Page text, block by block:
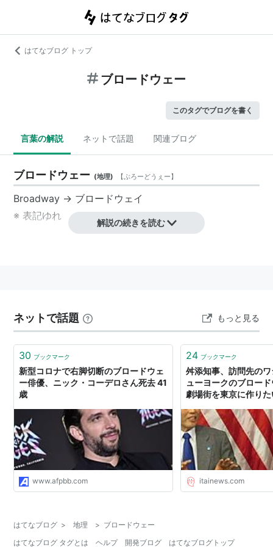
はてなブログ トップ
ブロードウェー
このタグでブログを書く
言葉の解説 ネットで話題 関連ブログ
ブロードウェー (地理) 【ぶろーどうぇー】
Broadway → ブロードウェイ
※ 表記ゆれ
解説の続きを読む
ネットで話題 もっと見る
30 ブックマーク
新型コロナで右脚切断のブロードウェ
ー俳優、ニック・コーデロさん死去 41
歳
www.afpbb.com
24 ブックマーク
舛添知事、訪問先の
ューヨークのブロー
劇場街を東京に作り
itainews.com
はてなブログ > 地理 > ブロードウェー
はてなブログ タグとは
ヘルプ 開発ブログ はてなブログトップ